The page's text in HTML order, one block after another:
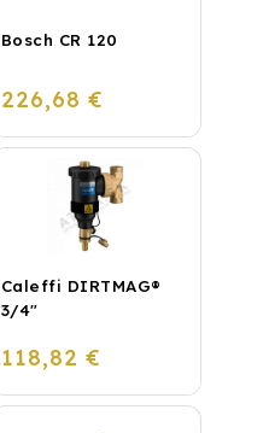
Bosch CR 120
226,68 €
Caleffi DIRTMAG®
3/4"
118,82 €